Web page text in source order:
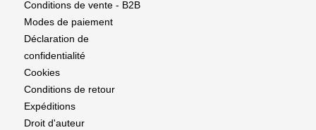
Conditions de vente - B2B
Modes de paiement
Déclaration de
confidentialité
Cookies
Conditions de retour
Expéditions
Droit d'auteur